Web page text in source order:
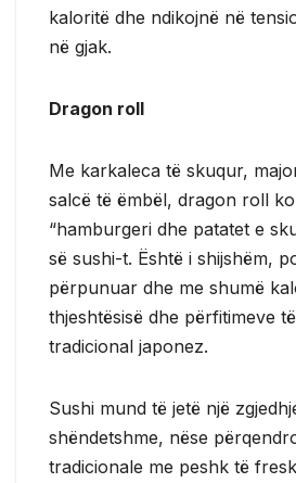
kaloritë dhe ndikojnë në
në gjak.
Dragon roll
Me karkaleca të skuqur,
salcë të ëmbël, dragon roll
“hamburgeri dhe patatet e
së sushi-t. Është i shijshëm,
përpunuar dhe me shumë
thjeshtësisë dhe përfitimeve
tradicional japonez.
Sushi mund të jetë një
shëndetshme, nëse
tradicionale me peshk të